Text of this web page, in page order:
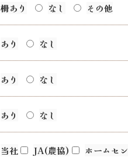
柵あり なし その他
あり なし
あり なし
あり なし
当社 JA(農協) ホームセ